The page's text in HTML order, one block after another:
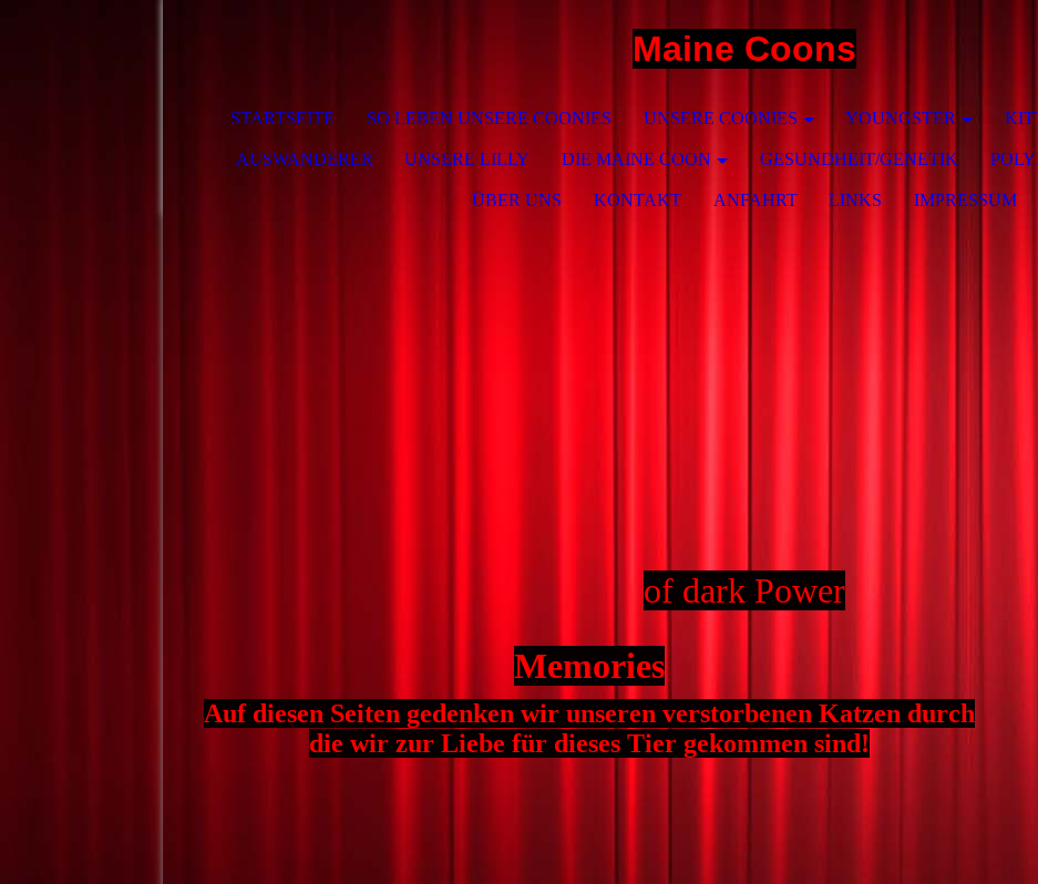
Maine Coons
STARTSEITE SO LEBEN UNSERE COONIES UNSERE COONIES YOUNGSTER
AUSWANDERER UNSERE LILLY DIE MAINE COON GESUNDHEIT/GENETIK
ÜBER UNS KONTAKT ANFAHRT LINKS IMPRESSUM
of dark Power
Memories
Auf diesen Seiten gedenken wir unseren verstorbenen Katzen durch
die wir zur Liebe für dieses Tier gekommen sind!